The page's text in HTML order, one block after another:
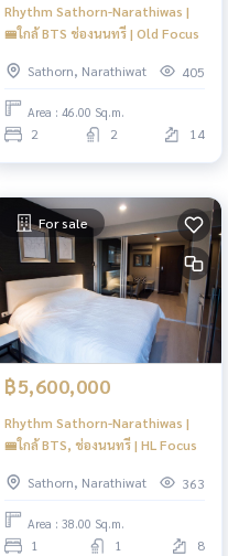
Rhythm Sathorn-Narathiwas |
🚝ใกล้ BTS ช่องนนทรี | Old Focus
Sathorn, Narathiwat 405
Area : 46.00 Sq.m.
2 2 14
For sale
฿5,600,000
Rhythm Sathorn-Narathiwas |
🚝ใกล้ BTS, ช่องนนทรี | HL Focus
Sathorn, Narathiwat 363
Area : 38.00 Sq.m.
1 1 8